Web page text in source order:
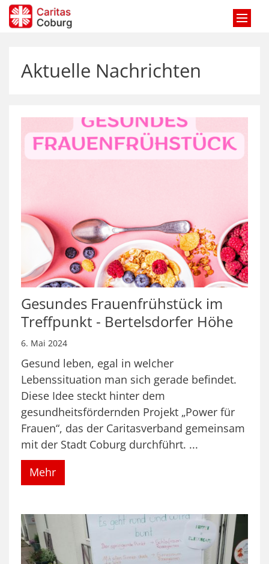
Zum Inhalt springen
Aktuelle Nachrichten
Gesundes Frauenfrühstück im
Treffpunkt - Bertelsdorfer Höhe
6. Mai 2024
Gesund leben, egal in welcher
Lebenssituation man sich gerade befindet.
Diese Idee steckt hinter dem
gesundheitsfördernden Projekt „Power für
Frauen“, das der Caritasverband gemeinsam
mit der Stadt Coburg durchführt. ...
Mehr